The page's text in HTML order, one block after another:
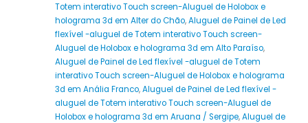
Totem interativo Touch screen-Aluguel de Holobox e
holograma 3d em Alter do Chão,Aluguel de Painel de Led
flexível -aluguel de Totem interativo Touch screen-
Aluguel de Holobox e holograma 3d em Alto Paraíso,
Aluguel de Painel de Led flexível -aluguel de Totem
interativo Touch screen-Aluguel de Holobox e holograma
3d em Anália Franco,Aluguel de Painel de Led flexível -
aluguel de Totem interativo Touch screen-Aluguel de
Holobox e holograma 3d em Aruana / Sergipe,Aluguel de